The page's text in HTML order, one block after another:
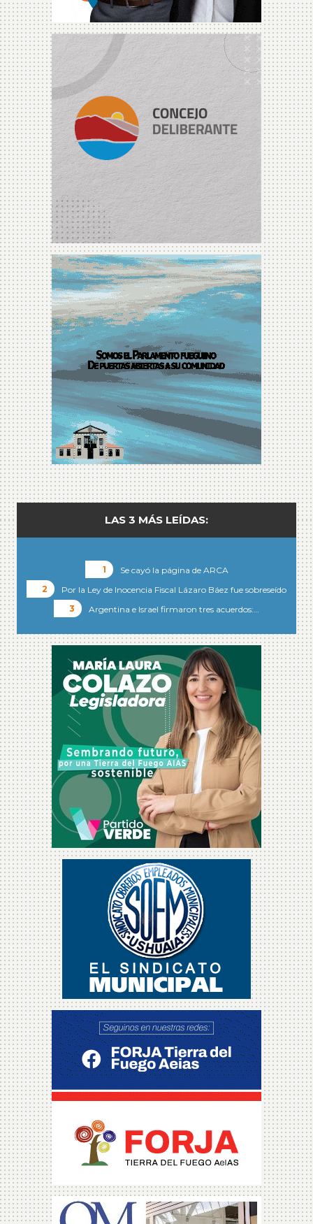
LAS 3 MÁS LEÍDAS:
Se cayó la página de ARCA
Por la Ley de Inocencia Fiscal Lázaro Báez fue sobreseído
Argentina e Israel firmaron tres acuerdos:…